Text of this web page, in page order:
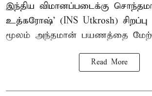
இந்திய விமானப்படைக்கு
உத்கரோஷ்' (INS Utkrosh) சிறப்பு
மூலம் அந்தமான் பயணத்தை
Read More